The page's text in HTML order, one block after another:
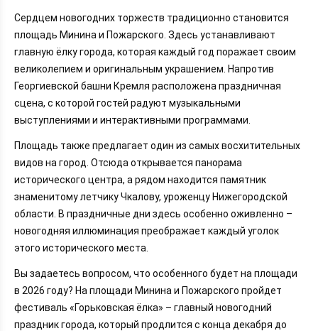
Сердцем новогодних торжеств традиционно становится
площадь Минина и Пожарского. Здесь устанавливают
главную ёлку города, которая каждый год поражает своим
великолепием и оригинальным украшением. Напротив
Георгиевской башни Кремля расположена праздничная
сцена, с которой гостей радуют музыкальными
выступлениями и интерактивными программами.
Площадь также предлагает один из самых восхитительных
видов на город. Отсюда открывается панорама
исторического центра, а рядом находится памятник
знаменитому летчику Чкалову, уроженцу Нижегородской
области. В праздничные дни здесь особенно оживленно –
новогодняя иллюминация преображает каждый уголок
этого исторического места.
Вы задаетесь вопросом, что особенного будет на площади
в 2026 году? На площади Минина и Пожарского пройдет
фестиваль «Горьковская ёлка» – главный новогодний
праздник города, который продлится с конца декабря до